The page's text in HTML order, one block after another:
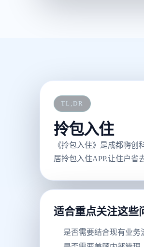
TL;DR
拎包入住
《拎包入住》是成都嗨
居拎包入住APP,让住户省
适合重点关注这些
是否需要结合现有业务